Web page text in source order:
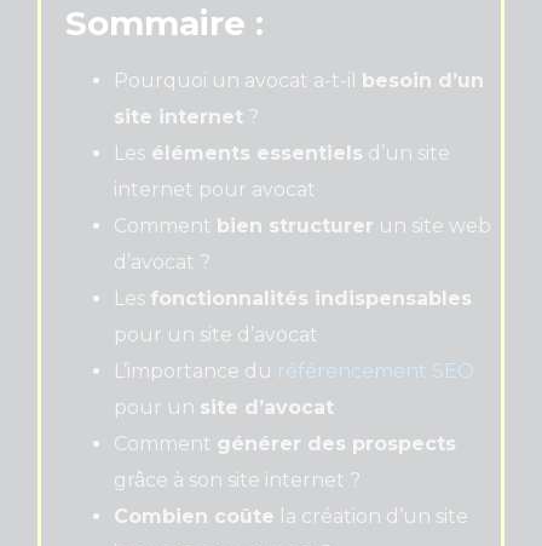
Sommaire :
Pourquoi un avocat a-t-il besoin d’un
site internet ?
Les éléments essentiels d’un site
internet pour avocat
Comment bien structurer un site web
d’avocat ?
Les fonctionnalités indispensables
pour un site d’avocat
L’importance du référencement SEO
pour un site d’avocat
Comment générer des prospects
grâce à son site internet ?
Combien coûte la création d’un site